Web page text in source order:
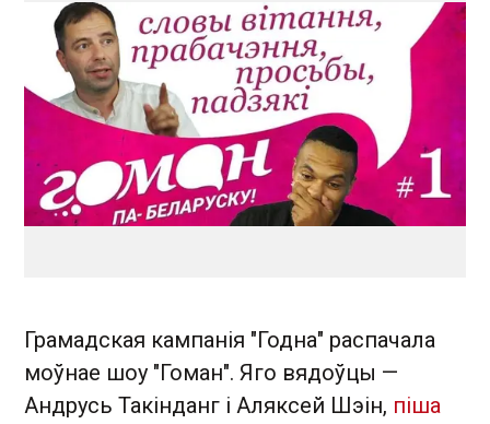
Грамадская кампанія "Годна" распачала
моўнае шоу "Гоман". Яго вядоўцы —
Андрусь Такінданг і Аляксей Шэін, піша